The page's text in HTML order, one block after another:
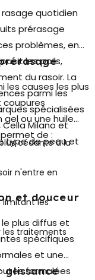
rasage quotidien
prérasage
problèmes, en
les poils,
du rasoir. La
parmi les
spécialisées
Milano et
type de peau et
les causes les plus
coupures
gel ou une huile
de :
cédante à la
n'entre en
limitant les
les traitements
et douceur
plus diffus et
spécifiques
et une
formulées
glissance